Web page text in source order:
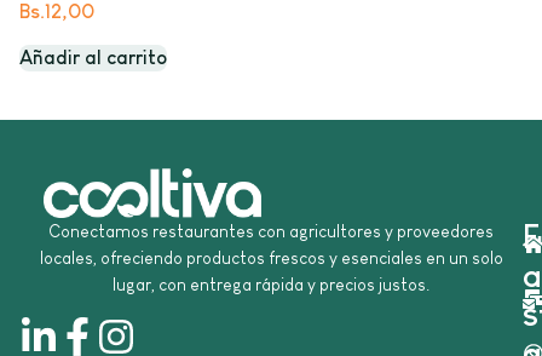
Bs.12,00
Añadir al carrito
Conectamos restaurantes con agricultores y proveedores
locales, ofreciendo productos frescos y esenciales en un solo
lugar, con entrega rápida y precios justos.
a